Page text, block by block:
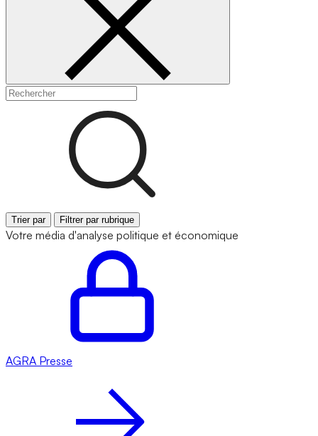
Trier par Filtrer par rubrique
Votre média d'analyse politique et économique
AGRA Presse